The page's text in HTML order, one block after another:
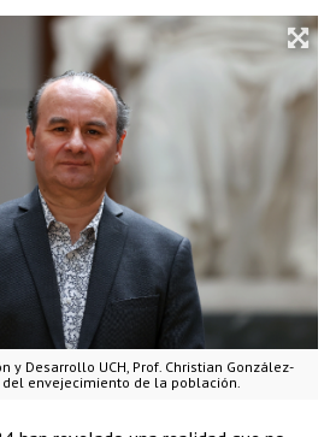
y Desarrollo UCH, Prof. Christian González-
envejecimiento de la población.